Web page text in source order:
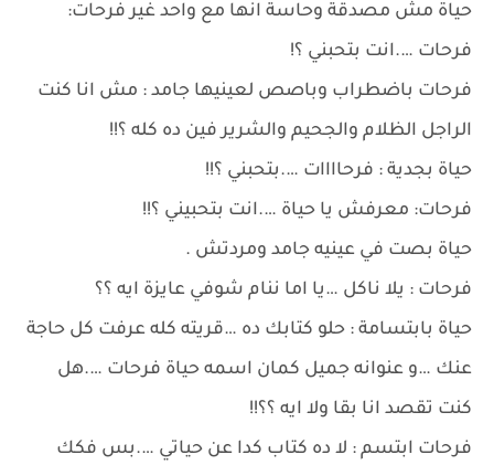
حياة مش مصدقة وحاسة انها مع واحد غير فرحات:
فرحات ….انت بتحبني ؟!
فرحات باضطراب وباصص لعينيها جامد : مش انا كنت
الراجل الظلام والجحيم والشرير فين ده كله ؟!!
حياة بجدية : فرحاااات ….بتحبني ؟!!
فرحات: معرفش يا حياة ….انت بتحبيني ؟!!
حياة بصت في عينيه جامد ومردتش .
فرحات : يلا ناكل …يا اما ننام شوفي عايزة ايه ؟؟
حياة بابتسامة : حلو كتابك ده …قريته كله عرفت كل حاجة
عنك …و عنوانه جميل كمان اسمه حياة فرحات ….هل
كنت تقصد انا بقا ولا ايه ؟؟!!
فرحات ابتسم : لا ده كتاب كدا عن حياتي ….بس فكك